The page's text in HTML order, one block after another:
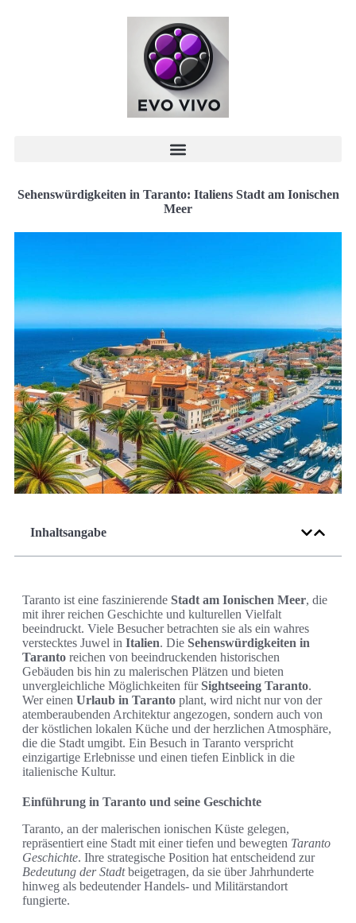
Sehenswürdigkeiten in Taranto: Italiens Stadt am Ionischen
Meer
Inhaltsangabe
Taranto ist eine faszinierende Stadt am Ionischen Meer, die
mit ihrer reichen Geschichte und kulturellen Vielfalt
beeindruckt. Viele Besucher betrachten sie als ein wahres
verstecktes Juwel in Italien. Die Sehenswürdigkeiten in
Taranto reichen von beeindruckenden historischen
Gebäuden bis hin zu malerischen Plätzen und bieten
unvergleichliche Möglichkeiten fürSightseeing Taranto.
Wer einen Urlaub in Taranto plant, wird nicht nur von der
atemberaubenden Architektur angezogen, sondern auch von
der köstlichen lokalen Küche und der herzlichen Atmosphäre,
die die Stadt umgibt. Ein Besuch in Taranto verspricht
einzigartige Erlebnisse und einen tiefen Einblick in die
italienische Kultur.
Einführung in Taranto und seine Geschichte
Taranto, an der malerischen ionischen Küste gelegen,
repräsentiert eine Stadt mit einer tiefen und bewegten Taranto
Geschichte. Ihre strategische Position hat entscheidend zur
Bedeutung der Stadtbeigetragen, da sie über Jahrhunderte
hinweg als bedeutender Handels- und Militärstandort
fungierte.